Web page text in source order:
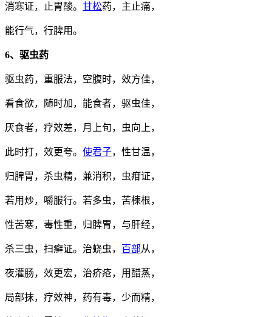
消寒证，止胃酸。 甘松药，主止痛，
能行气，行脾用。
6、驱虫药
驱虫药，重服法，空腹时，效方佳，
看食欲，随时加，能食者，驱虫佳，
厌食者，疗效差，月上旬，虫向上，
此时打，效更夸。 使君子，性甘温，
归脾胃，杀虫精，兼消积，虫疳证，
若用炒，嚼服行。若多虫，苦楝根，
性苦寒，毒性重，归脾胃，与肝经，
杀三虫，扫癣证。治蛲虫， 百部从，
夜灌肠，效更宏，治疥疮，用醋蒸，
局部抹，疗效神，药有毒，少而精，